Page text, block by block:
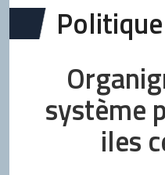
Politique
système
iles